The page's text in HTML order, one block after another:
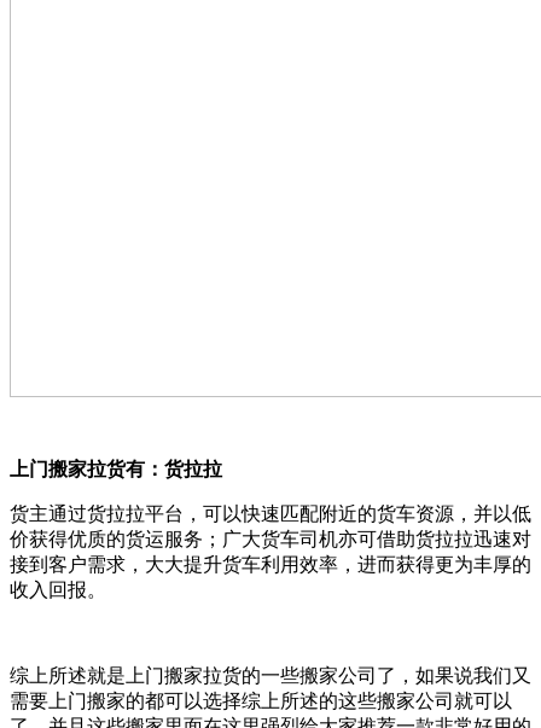
上门搬家拉货有：货拉拉
货主通过货拉拉平台，可以快速匹配附近的货车资源，并以低
价获得优质的货运服务；广大货车司机亦可借助货拉拉迅速对
接到客户需求，大大提升货车利用效率，进而获得更为丰厚的
收入回报。
综上所述就是上门搬家拉货的一些搬家公司了，如果说我们又
需要上门搬家的都可以选择综上所述的这些搬家公司就可以